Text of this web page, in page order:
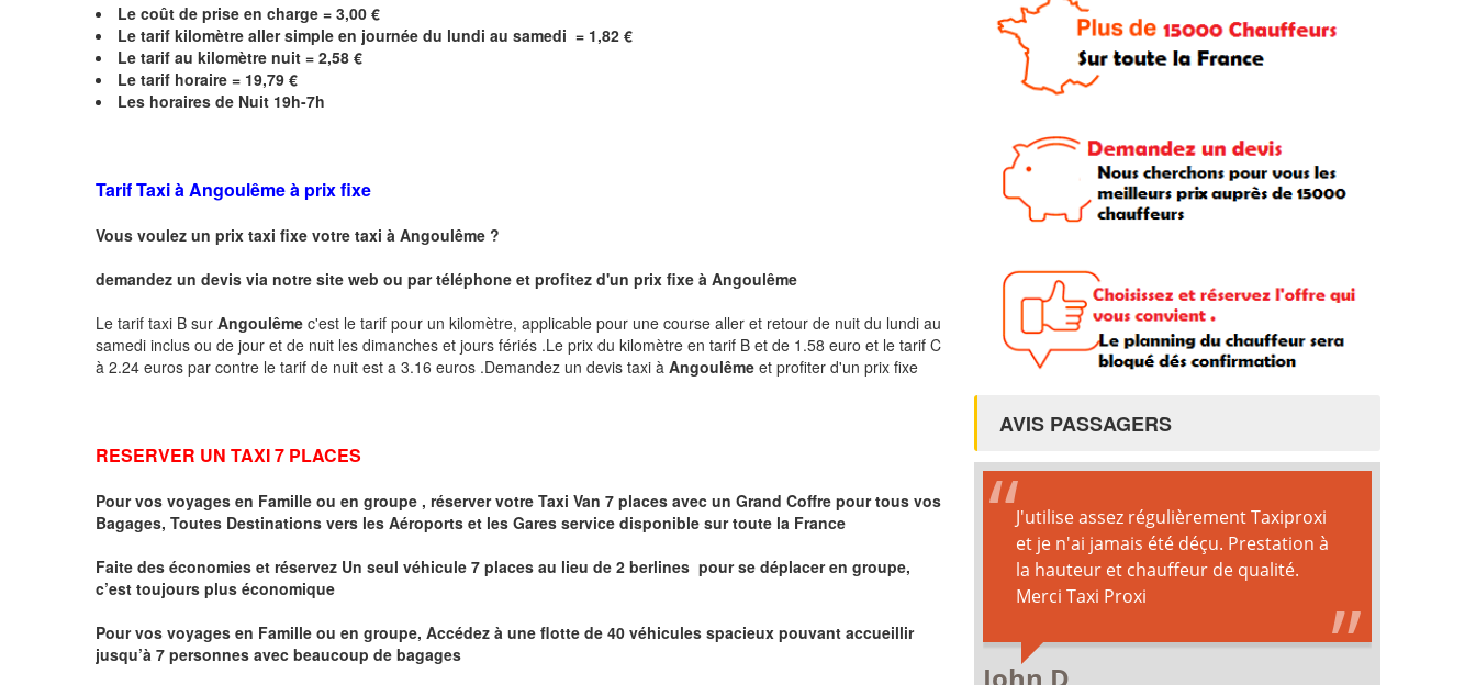
Le coût de prise en charge = 3,00 €
Le tarif kilomètre aller simple en journée du lundi au samedi = 1,82 €
Le tarif au kilomètre nuit = 2,58 €
Le tarif horaire = 19,79 €
Les horaires de Nuit 19h-7h
Tarif Taxi àAngoulêmeà prix fixe
Vous voulez un prix taxi fixe votre taxi à Angoulême ?
demandez un devis via notre site web ou par téléphone et profitez d'un prix fixe à Angoulême
Le tarif taxi B sur Angoulême c'est le tarif pour un kilomètre, applicable pour une course aller et retour de nuit du lundi au
samedi inclus ou de jour et de nuit les dimanches et jours fériés .Le prix du kilomètre en tarif B et de 1.58 euro et le tarif C
à 2.24 euros par contre le tarif de nuit est a 3.16 euros .Demandez un devis taxi à Angoulême et profiter d'un prix fixe
RESERVER UN TAXI 7 PLACES
Pour vos voyages en Famille ou en groupe , réserver votre Taxi Van 7 places avec un Grand Coffre pour tous vos
Bagages, Toutes Destinations vers les Aéroports et les Gares service disponible sur toute la France
Faite des économies et réservez Un seul véhicule 7 places au lieu de 2 berlines pour se déplacer en groupe,
c’est toujours plus économique
Pour vos voyages en Famille ou en groupe, Accédez à une flotte de 40 véhicules spacieux pouvant accueillir
jusqu’à 7 personnes avec beaucoup de bagages
AVIS PASSAGERS